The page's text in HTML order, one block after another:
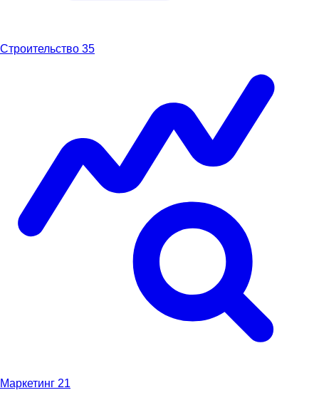
Строительство 35
Маркетинг 21